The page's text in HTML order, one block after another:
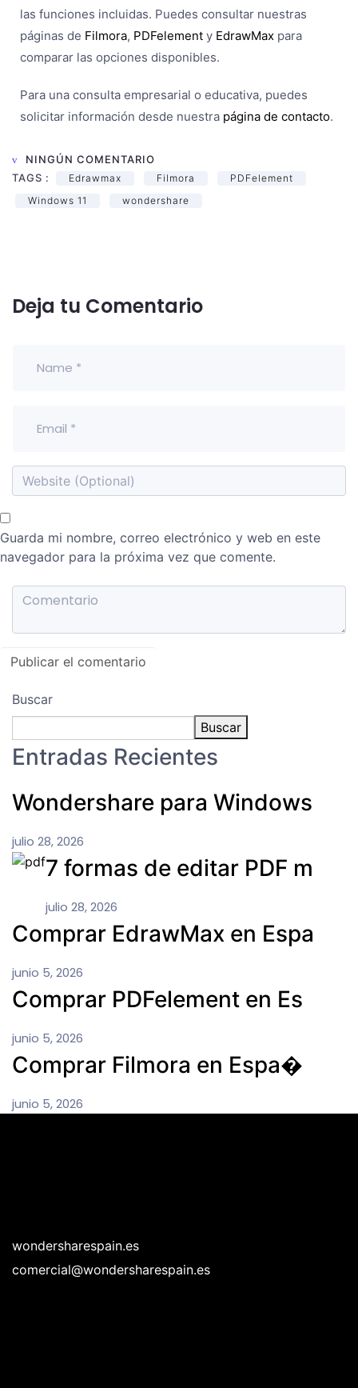
las funciones incluidas. Puedes consultar nuestras
páginas de Filmora, PDFelement y EdrawMax para
comparar las opciones disponibles.
Para una consulta empresarial o educativa, puedes
solicitar información desde nuestra página de contacto.
NINGÚN COMENTARIO
TAGS :
Edrawmax Filmora
PDFelement
Windows 11
wondershare
Deja tu Comentario
Guarda mi nombre, correo electrónico y web en este
navegador para la próxima vez que comente.
Buscar
Buscar
Entradas Recientes
Wondershare para Windows
julio 28, 2026
7 formas de editar PDF m
julio 28, 2026
Comprar EdrawMax en Espa
junio 5, 2026
Comprar PDFelement en Es
junio 5, 2026
Comprar Filmora en Espa�
junio 5, 2026
wondersharespain.es
comercial@wondersharespain.es